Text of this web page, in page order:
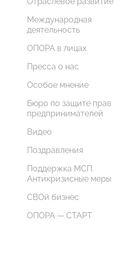
Международная
деятельность
ОПОРА в лицах
Пресса о нас
Особое мнение
Бюро по защите прав
предпринимателей
Видео
Поздравления
Поддержка МСП.
Антикризисные меры
СВОй бизнес
ОПОРА — СТАРТ